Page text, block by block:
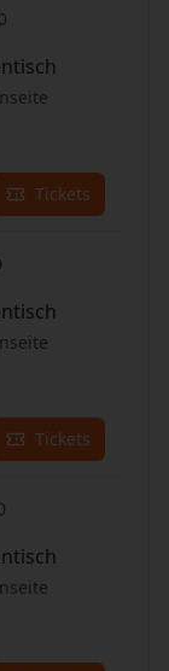
Tickets
Tickets